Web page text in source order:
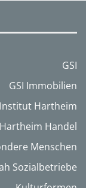
GSI
GSI Immobilien
Institut Hartheim
Hartheim Handel
Menschen
Sozialbetriebe